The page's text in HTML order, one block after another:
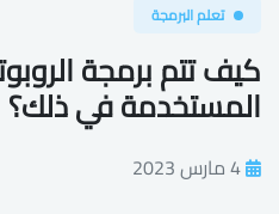
تعلم البرمجة
كيف تتم برمجة
المستخدمة في ذلك؟
4 مارس 2023